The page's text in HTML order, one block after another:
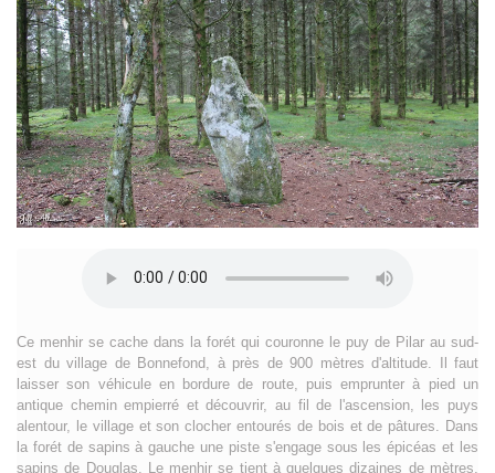
Ce menhir se cache dans la forét qui couronne le puy de Pilar au sud-
est du village de Bonnefond, à près de 900 mètres d'altitude. Il faut
laisser son véhicule en bordure de route, puis emprunter à pied un
antique chemin empierré et découvrir, au fil de l'ascension, les puys
alentour, le village et son clocher entourés de bois et de pâtures. Dans
la forét de sapins à gauche une piste s'engage sous les épicéas et les
sapins de Douglas. Le menhir se tient à quelques dizaines de mètres,